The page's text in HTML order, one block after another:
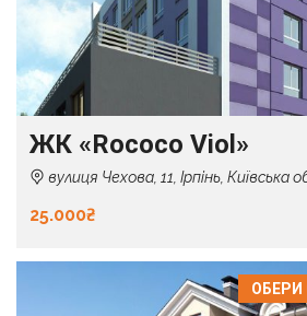
ЖК «Rococo Viol»
вулиця Чехова, 11, Ірпінь, Київська
25.000₴